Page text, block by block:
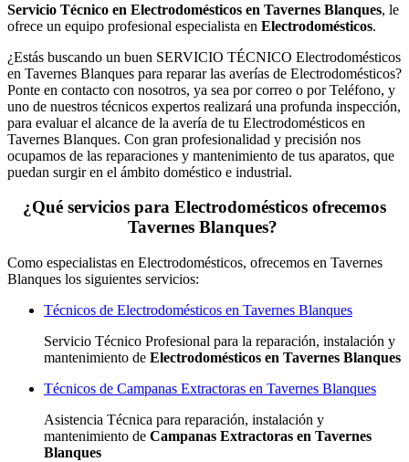
Servicio Técnico en Electrodomésticos en Tavernes Blanques, le
ofrece un equipo profesional especialista en Electrodomésticos.
¿Estás buscando un buen SERVICIO TÉCNICO Electrodomésticos
en Tavernes Blanques para reparar las averías de Electrodomésticos?
Ponte en contacto con nosotros, ya sea por correo o por Teléfono, y
uno de nuestros técnicos expertos realizará una profunda inspección,
para evaluar el alcance de la avería de tu Electrodomésticos en
Tavernes Blanques. Con gran profesionalidad y precisión nos
ocupamos de las reparaciones y mantenimiento de tus aparatos, que
puedan surgir en el ámbito doméstico e industrial.
¿Qué servicios para Electrodomésticos ofrecemos
Tavernes Blanques?
Como especialistas en Electrodomésticos, ofrecemos en Tavernes
Blanques los siguientes servicios:
Técnicos de Electrodomésticos en Tavernes Blanques
Servicio Técnico Profesional para la reparación, instalación y
mantenimiento de Electrodomésticos en Tavernes Blanques
Técnicos de Campanas Extractoras en Tavernes Blanques
Asistencia Técnica para reparación, instalación y
mantenimiento de Campanas Extractoras en Tavernes
Blanques